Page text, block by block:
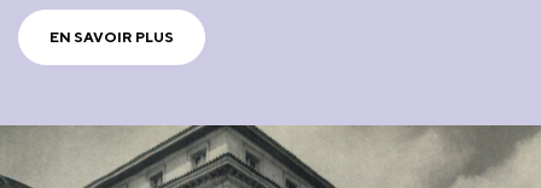
EN SAVOIR PLUS